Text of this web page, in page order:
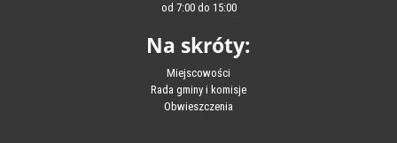
od 7:00 do 15:00
Na skróty:
Miejscowości
Rada gminy i komisje
Obwieszczenia